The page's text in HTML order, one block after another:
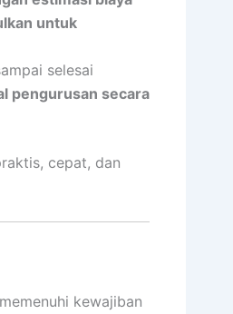
untuk
selesai
pengurusan secara
cepat, dan
kewajiban